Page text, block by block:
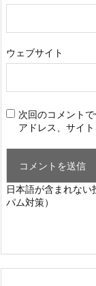
ウェブサイト
次回のコメント
アドレス、サイト
日本語が含まれな
パム対策）